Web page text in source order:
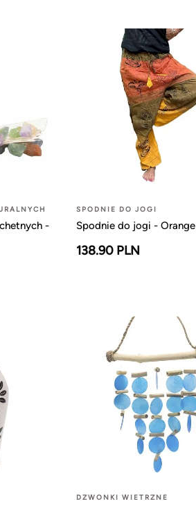
-
SPODNIE DO JOGI
Spodnie do jogi - Orange
138.90 PLN
DZWONKI WIETRZNE